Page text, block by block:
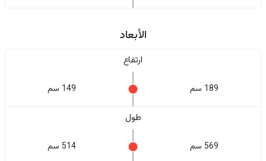
الأبعاد
ارتفاع
189 سم 149 سم
طول
569 سم 514 سم